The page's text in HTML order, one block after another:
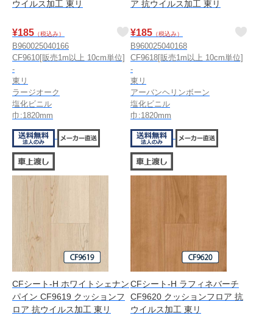
ウイルス加工 東リ
¥185 （税込み）
B960025040166
CF9610[販売1m以上 10cm単位]
-
東リ
ラージオーク
塩化ビニル
巾:1820mm
ア 抗ウイルス加工 東リ
¥185 （税込み）
B960025040168
CF9618[販売1m以上 10cm単位]
-
東リ
アーバンヘリンボーン
塩化ビニル
巾:1820mm
CFシート-H ホワイトシェナン
パイン CF9619 クッションフ
ロア 抗ウイルス加工 東リ
CFシート-H ラフィネバーチ
CF9620 クッションフロア 抗
ウイルス加工 東リ